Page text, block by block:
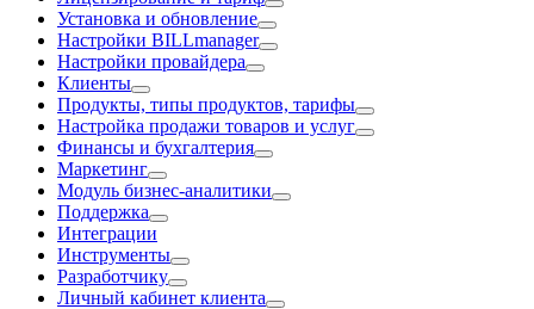
Установка и обновление
Настройки BILLmanager
Настройки провайдера
Клиенты
Продукты, типы продуктов, тарифы
Настройка продажи товаров и услуг
Финансы и бухгалтерия
Маркетинг
Модуль бизнес-аналитики
Поддержка
Интеграции
Инструменты
Разработчику
Личный кабинет клиента